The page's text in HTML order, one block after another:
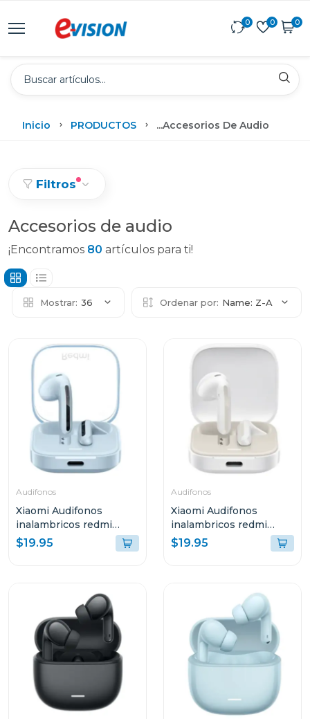
0 0 0
Inicio PRODUCTOS ...Accesorios De Audio
Filtros
Accesorios de audio
¡Encontramos 80 artículos para ti!
Mostrar: 36 Ordenar por: Name: Z-A
Audifonos
Xiaomi Audifonos
inalambricos redmi
buds 6 active bluetooth
$19.95
Audifonos
Xiaomi Audifonos
inalambricos redmi
buds 6 active bluetooth
$19.95